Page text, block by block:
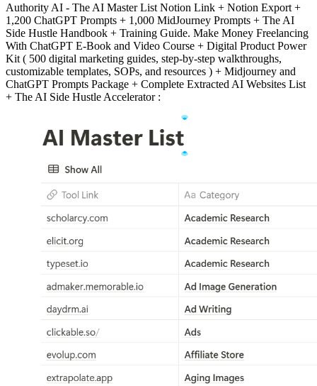
Authority AI - The AI Master List Notion Link + Notion Export +
1,200 ChatGPT Prompts + 1,000 MidJourney Prompts + The AI
Side Hustle Handbook + Training Guide. Make Money Freelancing
With ChatGPT E-Book and Video Course + Digital Product Power
Kit ( 500 digital marketing guides, step-by-step walkthroughs,
customizable templates, SOPs, and resources ) + Midjourney and
ChatGPT Prompts Package + Complete Extracted AI Websites List
+ The AI Side Hustle Accelerator :